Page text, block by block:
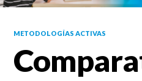
METODOLOGÍAS ACTIVAS